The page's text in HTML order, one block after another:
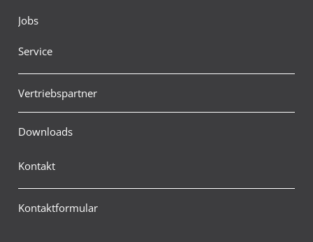
Jobs
Service
Vertriebspartner
Downloads
Kontakt
Kontaktformular